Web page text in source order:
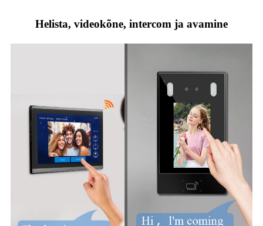
Helista, videokõne, intercom ja avamine